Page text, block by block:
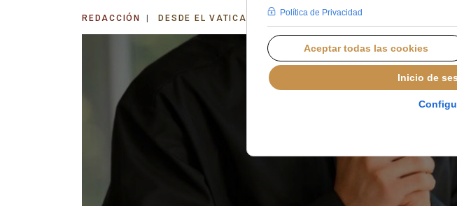
REDACCIÓN DESDE EL VATICANO LUNES, 05 ENERO 2026 13:38